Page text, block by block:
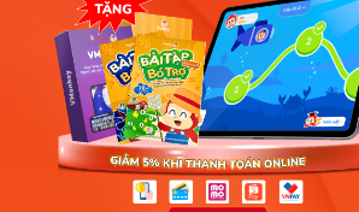
Ngày 15: Bé bắt đầu nói tiếng
Anh tự nhiên – Ba mẹ cần làm
gì để con nói nhiều hơn?